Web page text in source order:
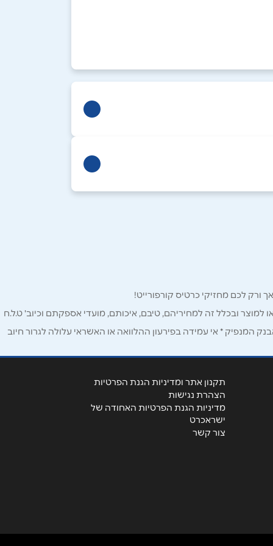
למוצר ובכלל זה למחיריהם, טיבם, איכותם, מועדי אספקתם וכיוב' ט.ל.ח
* אי עמידה בפירעון ההלוואה או האשראי עלולה לגרור חיוב
תקנון אתר ומדיניות הגנת הפרטיות
הצהרת נגישות
מדיניות הגנת הפרטיות האחודה של
ישראכרט
צור קשר